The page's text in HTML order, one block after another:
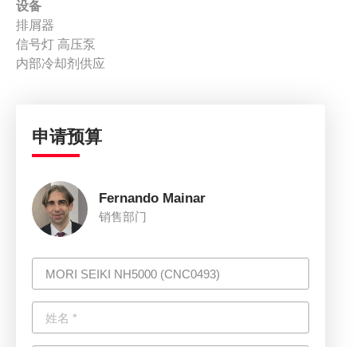
设备
排屑器
信号灯 高压泵
内部冷却剂供应
申请预算
Fernando Mainar
销售部门